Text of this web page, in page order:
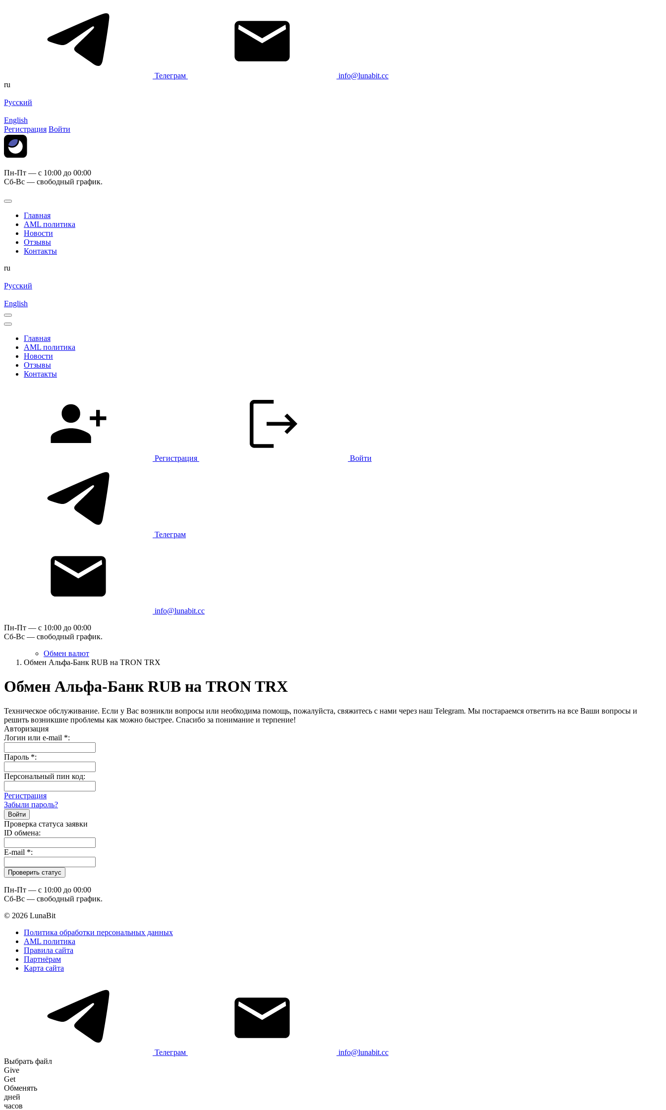
Телеграм
info@lunabit.cc
ru
Русский
English
Регистрация Войти
Пн-Пт — c 10:00 до 00:00
Сб-Вс — свободный график.
Главная
AML политика
Новости
Отзывы
Контакты
ru
Русский
English
Главная
AML политика
Новости
Отзывы
Контакты
Регистрация Войти
Телеграм
info@lunabit.cc
Пн-Пт — c 10:00 до 00:00
Сб-Вс — свободный график.
Обмен валют
Обмен Альфа-Банк RUB на TRON TRX
Обмен Альфа-Банк RUB на TRON TRX
Техническое обслуживание. Если у Вас возникли вопросы или необходима помощь, пожалуйста, свяжитесь с нами через наш Telegram. Мы постараемся ответить на все Ваши вопросы и
решить возникшие проблемы как можно быстрее. Спасибо за понимание и терпение!
Авторизация
Логин или e-mail *:
Пароль *:
Персональный пин код:
Регистрация
Забыли пароль?
Проверка статуса заявки
ID обмена:
E-mail *:
Пн-Пт — c 10:00 до 00:00
Сб-Вс — свободный график.
© 2026 LunaBit
Политика обработки персональных данных
AML политика
Правила сайта
Партнёрам
Карта сайта
Телеграм
info@lunabit.cc
Выбрать файл
Give
Get
Обменять
дней
часов